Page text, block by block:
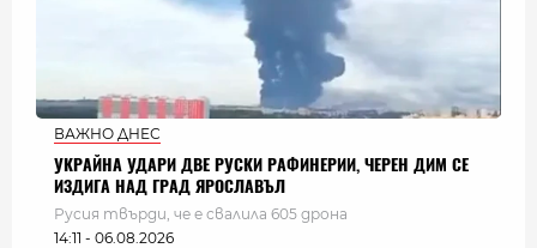
ВАЖНО ДНЕС
УКРАЙНА УДАРИ ДВЕ РУСКИ РАФИНЕРИИ, ЧЕРЕН ДИМ СЕ
ИЗДИГА НАД ГРАД ЯРОСЛАВЪЛ
Русия твърди, че е свалила 605 дрона
14:11 - 06.08.2026